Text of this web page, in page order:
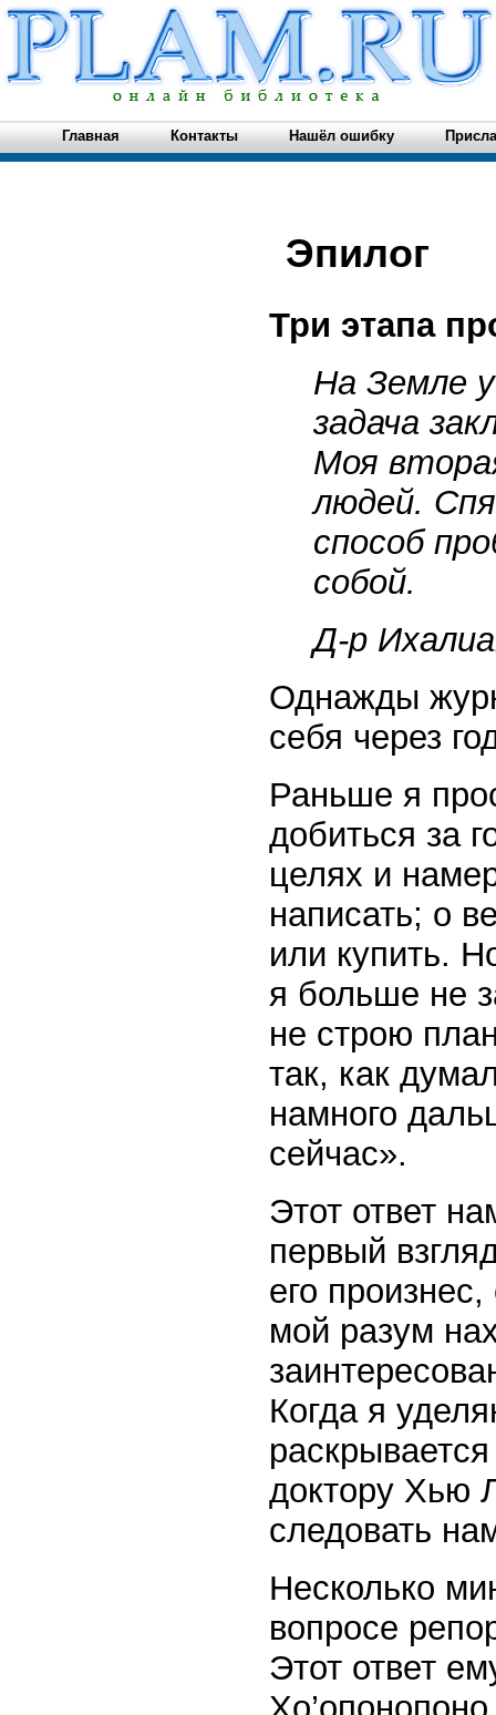
Главная Контакты Нашёл ошибку
Эпилог
Три этапа
На Земле
задача
Моя
людей.
способ
собой.
Д-р
Однажды
себя через
Раньше я
добиться за
целях и
написать; о
или купить.
я больше не
не строю
так, как
намного
сейчас».
Этот ответ
первый
его
мой разум
Когда я
доктору Хью
следовать
Несколько
вопросе
Этот ответ